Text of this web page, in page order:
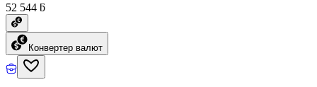
52 544 ƃ
Конвертер валют